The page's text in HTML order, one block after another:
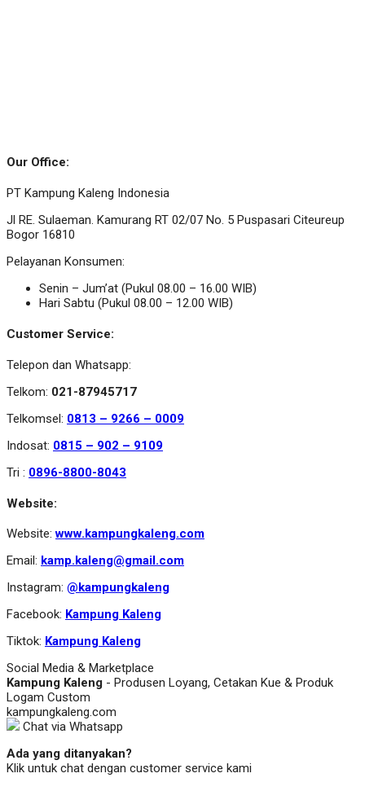
Our Office:
PT Kampung Kaleng Indonesia
Jl RE. Sulaeman. Kamurang RT 02/07 No. 5 Puspasari Citeureup
Bogor 16810
Pelayanan Konsumen:
Senin – Jum’at (Pukul 08.00 – 16.00 WIB)
Hari Sabtu (Pukul 08.00 – 12.00 WIB)
Customer Service:
Telepon dan Whatsapp:
Telkom: 021-87945717
Telkomsel: 0813 – 9266 – 0009
Indosat: 0815 – 902 – 9109
Tri : 0896-8800-8043
Website:
Website:www.kampungkaleng.com
Email: kamp.kaleng@gmail.com
Instagram: @kampungkaleng
Facebook: Kampung Kaleng
Tiktok: Kampung Kaleng
Social Media & Marketplace
Kampung Kaleng - Produsen Loyang, Cetakan Kue & Produk
Logam Custom
kampungkaleng.com
Chat via Whatsapp
Ada yang ditanyakan?
Klik untuk chat dengan customer service kami